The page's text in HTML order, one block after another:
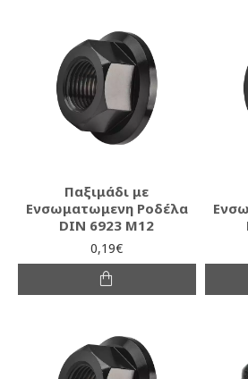
Παξιμάδι με
Ενσωματωμενη Ροδέλα
DIN 6923 M12
0,19€